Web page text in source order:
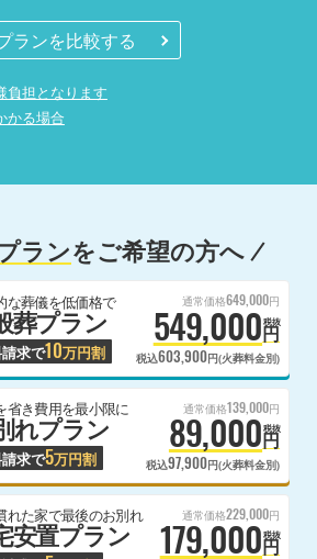
ランを比較する
負担となります
かる場合
ランをご希望の方へ
な葬儀を低価格で
葬プラン
求で10万円割
通常価格649,000円
549,000円
税抜
税込603,900円(火葬料金別)
省き費用を最小限に
れプラン
求で5万円割
通常価格139,000円
89,000円
税抜
税込97,900円(火葬料金別)
れた家で最後のお別れ
安置プラン
通常価格229,000円
179,000円
税抜